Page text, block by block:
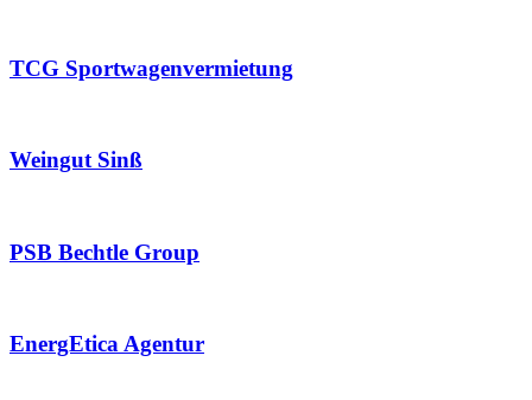
TCG Sportwagenvermietung
Weingut Sinß
PSB Bechtle Group
EnergEtica Agentur